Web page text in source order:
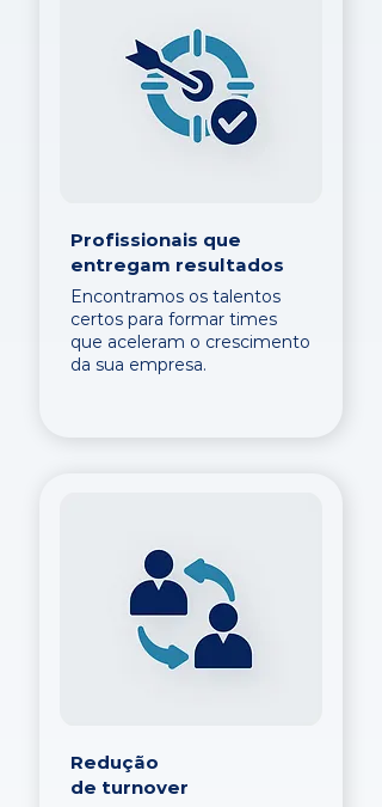
Profissionais que
entregam resultados
Encontramos os talentos
certos para formar times
que aceleram o crescimento
da sua empresa.
Redução
de turnover